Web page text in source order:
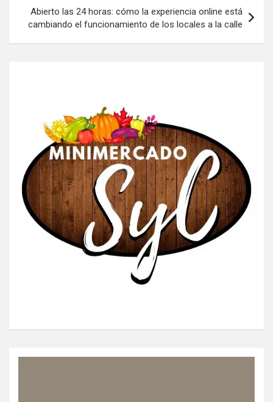
Abierto las 24 horas: cómo la experiencia online está
cambiando el funcionamiento de los locales a la calle